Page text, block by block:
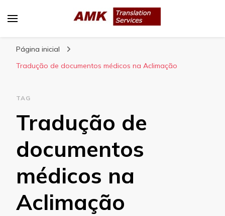
livre, tradução técnica, interpretação
consecutiva, interpretação simultânea, etc.
Página inicial
Tradução de documentos médicos na Aclimação
TAG
Tradução de
documentos
médicos na
Aclimação